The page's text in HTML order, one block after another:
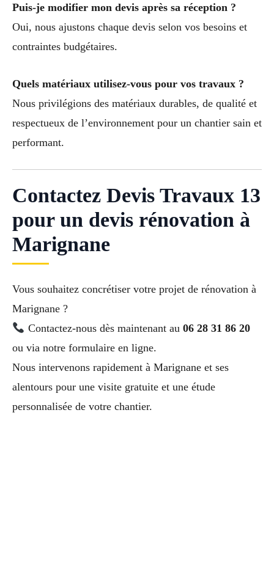
Puis-je modifier mon devis après sa réception ?
Oui, nous ajustons chaque devis selon vos besoins et
contraintes budgétaires.
Quels matériaux utilisez-vous pour vos travaux ?
Nous privilégions des matériaux durables, de qualité et
respectueux de l’environnement pour un chantier sain et
performant.
Contactez Devis Travaux 13
pour un devis rénovation à
Marignane
Vous souhaitez concrétiser votre projet de rénovation à
Marignane ?
Contactez-nous dès maintenant au 06 28 31 86 20
ou via notre formulaire en ligne.
Nous intervenons rapidement à Marignane et ses
alentours pour une visite gratuite et une étude
personnalisée de votre chantier.